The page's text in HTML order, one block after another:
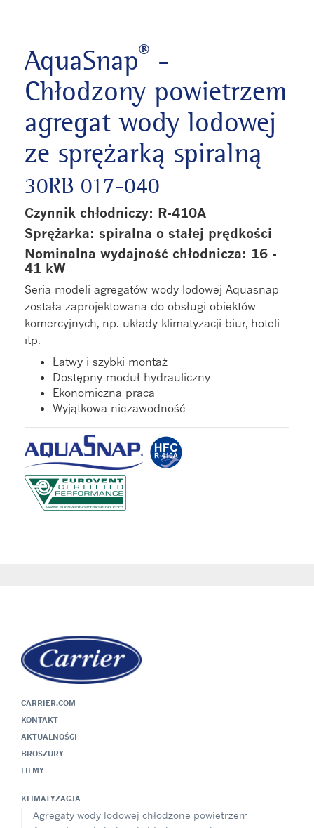
AquaSnap® -
Chłodzony powietrzem
agregat wody lodowej
ze sprężarką spiralną
30RB 017-040
Czynnik chłodniczy: R-410A
Sprężarka: spiralna o stałej prędkości
Nominalna wydajność chłodnicza: 16 -
41 kW
Seria modeli agregatów wody lodowej Aquasnap
została zaprojektowana do obsługi obiektów
komercyjnych, np. układy klimatyzacji biur, hoteli
itp.
Łatwy i szybki montaż
Dostępny moduł hydrauliczny
Ekonomiczna praca
Wyjątkowa niezawodność
CARRIER.COM
KONTAKT
AKTUALNOŚCI
BROSZURY
FILMY
KLIMATYZACJA
Agregaty wody lodowej chłodzone powietrzem